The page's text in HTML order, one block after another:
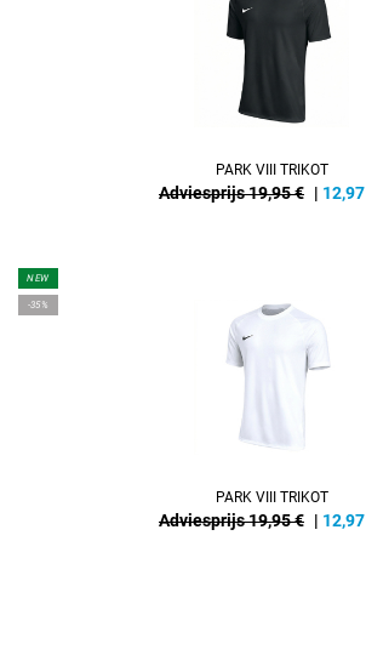
PARK VIII TRIKOT
Adviesprijs 19,95 € | 12,97
NEW
-35%
PARK VIII TRIKOT
Adviesprijs 19,95 € | 12,97